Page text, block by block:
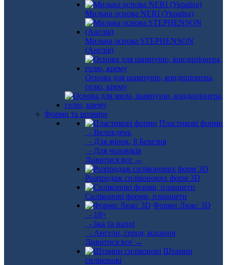
Мильна основа NERI (Україна)
Мильна основа STEPHENSON
(Англія)
Основа для шампуню, кондиціонера,
гелю, крему
Форми та штампи
Пластикові форми
- Великдень
- Для жінок, 8 Березня
- Для чоловіків
Дивитися все →
Розпродаж силіконових форм 3D
Силіконові форми, планшети
Форми Люкс 3D
- 18+
- їжа та напої
- Ангели, серця, кохання
Дивитися все →
Штампи
силіконові